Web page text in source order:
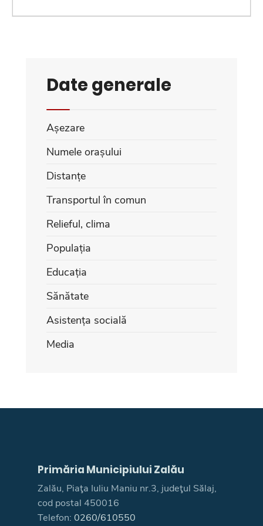
Date generale
Așezare
Numele orașului
Distanțe
Transportul în comun
Relieful, clima
Populația
Educația
Sănătate
Asistența socială
Media
Primăria Municipiului Zalău
Zalău, Piaţa Iuliu Maniu nr.3, judeţul Sălaj,
cod postal 450016
Telefon: 0260/610550